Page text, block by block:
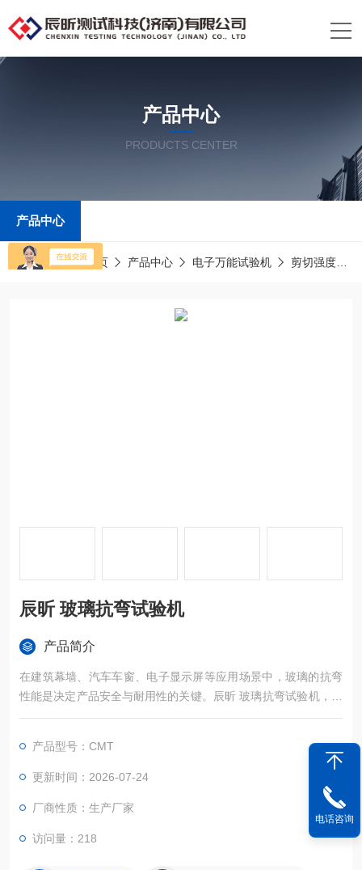
产品中心
PRODUCTS CENTER
产品中心
当前位置：首页 产品中心 电子万能试验机 剪切强度试验机
辰昕 玻璃抗弯试验机
产品简介
在建筑幕墙、汽车车窗、电子显示屏等应用场景中，玻璃的抗弯
性能是决定产品安全与耐用性的关键。辰昕 玻璃抗弯试验机，针
对浮法、钢化、夹层等各类玻璃，精准检测抗折强度、弯曲弹性
检机构的“标准装备"，为玻璃制品全链条质量管控提供可靠数据
支撑。
产品型号：CMT
更新时间：2026-07-24
厂商性质：生产厂家
访问量：218
电话咨询